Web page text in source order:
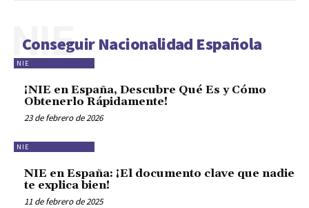
Conseguir Nacionalidad Española
NIE
NIE
¡NIE en España, Descubre Qué Es y Cómo
Obtenerlo Rápidamente!
23 de febrero de 2026
NIE
NIE en España: ¡El documento clave que nadie
te explica bien!
11 de febrero de 2025